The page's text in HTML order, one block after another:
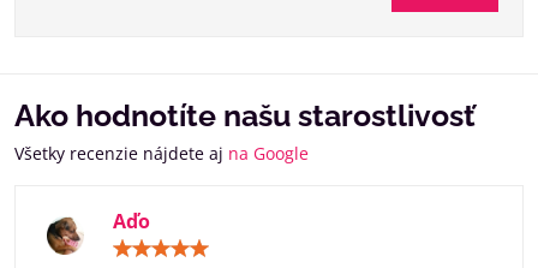
Ako hodnotíte našu starostlivosť
Všetky recenzie nájdete aj na Google
Aďo